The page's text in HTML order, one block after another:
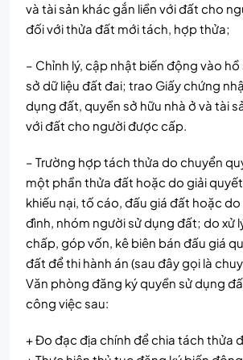
và tài sản khác gắn liền với đất cho
đối với thửa đất mới tách, hợp thửa;
– Chỉnh lý, cập nhật biến động vào
sở dữ liệu đất đai; trao Giấy chứng
dụng đất, quyền sở hữu nhà ở và tài
với đất cho người được cấp.
– Trường hợp tách thửa do chuyển
một phần thửa đất hoặc do giải
khiếu nại, tố cáo, đấu giá đất hoặc
đình, nhóm người sử dụng đất; do xử
chấp, góp vốn, kê biên bán đấu giá
đất để thi hành án (sau đây gọi là
Văn phòng đăng ký quyền sử dụng
công việc sau:
+ Đo đạc địa chính để chia tách thửa